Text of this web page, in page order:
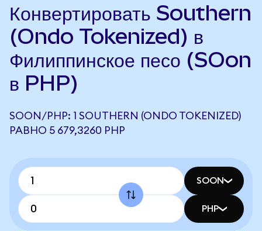
Конвертировать Southern
(Ondo Tokenized) в
Филиппинское песо (SOon
в PHP)
SOON/PHP: 1 SOUTHERN (ONDO TOKENIZED)
РАВНО 5 679,3260 PHP
SOON
PHP